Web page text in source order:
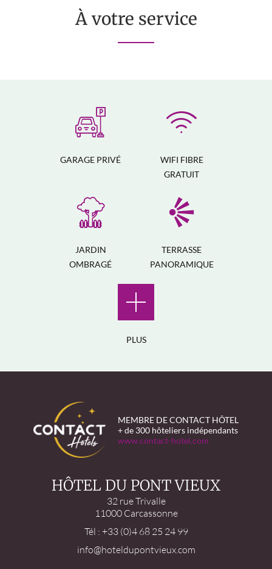
À votre service
GARAGE PRIVÉ
WIFI FIBRE
GRATUIT
JARDIN
OMBRAGÉ
TERRASSE
PANORAMIQUE
PLUS
MEMBRE DE CONTACT HÔTEL
+ de 300 hôteliers indépendants
www.contact-hotel.com
HÔTEL DU PONT VIEUX
32 rue Trivalle
11000 Carcassonne
Tél : +33 (0)4 68 25 24 99
info@hoteldupontvieux.com